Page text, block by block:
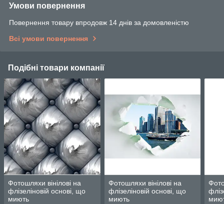
Умови повернення
Повернення товару впродовж 14 днів за домовленістю
Всі умови повернення
Подібні товари компанії
Фотошляхи вінілові на
флізеліновій основі, що
миють
Фотошляхи вінілові на
флізеліновій основі, що
миють